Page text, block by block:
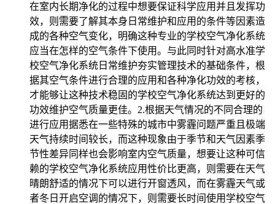
在室内长期净化的过程中想要保证科学应用并且发挥功
效，则需要了解其本身日常维护和应用的条件等因素造
成的各种空气变化，明确这种专业的学校空气净化系统
应当在怎样的空气条件下使用。与此同时针对高水准学
校空气净化系统日常维护夯实管理技术的基础条件，根
据其空气条件进行合理的应用和各种净化功效的考核，
才能够让这种技术稳固的学校空气净化系统达到更好的
功效维护空气质量更佳。2.根据天气情况的不同合理的
进行应用据悉在一些特殊的城市中雾霾问题严重且极端
天气持续时间较长，而这种现象由于季节和天气因素季
节性差异同样也会影响室内空气质量，想要让这种可信
赖的学校空气净化系统应用性价比更高，则需要在天气
晴朗舒适的情况下可以进行开窗透风，而在雾霾天气或
者冬日开启空调的情况下，则需要长时间使用学校空气